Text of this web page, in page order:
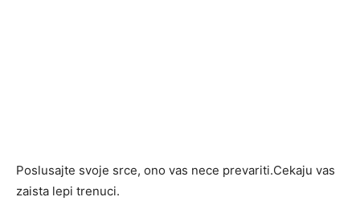
Poslusajte svoje srce, ono vas nece prevariti.Cekaju vas
zaista lepi trenuci.